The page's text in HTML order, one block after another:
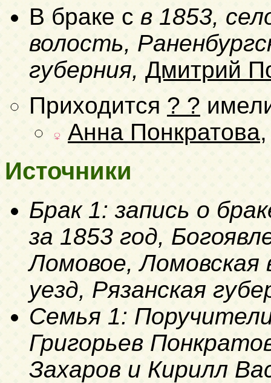
В браке с в 1853,
волость,
губерния, Дмитрий
Приходится ? ?
Анна Понкратова
Источники
Брак 1: запись о
за 1853 год,
Ломовое, Ломовская
уезд, Рязанская
Семья 1:
Григорьев
Захаров и Кирилл